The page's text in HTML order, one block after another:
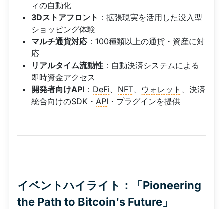
ィの自動化
3Dストアフロント ：拡張現実を活用した没入型
ショッピング体験
マルチ通貨対応 ：100種類以上の通貨・資産に対
応
リアルタイム流動性 ：自動決済システムによる
即時資金アクセス
開発者向けAPI ： DeFi、 NFT、 ウォレット 、決済
統合向けのSDK・ API ・プラグインを提供
イベントハイライト：「Pioneering
the Path to Bitcoin's Future」